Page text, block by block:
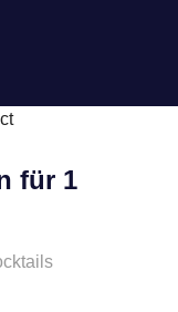
für 1